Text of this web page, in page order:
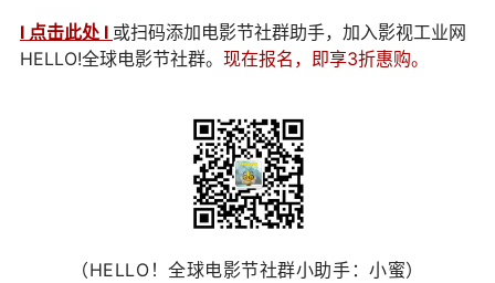
I 点击此处 I 或扫码添加电影节社群助手，加入影视工业网
HELLO!全球电影节社群。 现在报名，即享3折惠购。
（HELLO！全球电影节社群小助手：小蜜）